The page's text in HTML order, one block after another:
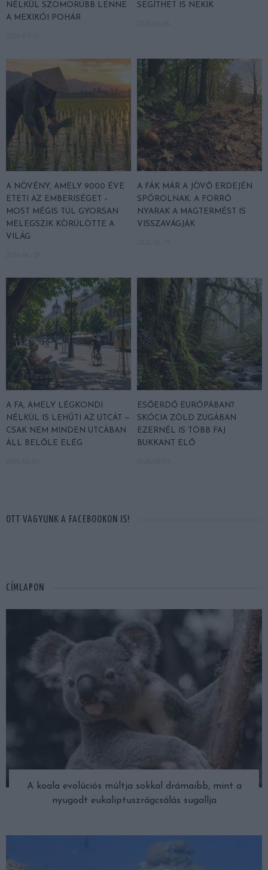
NÉLKÜL SZOMORÚBB LENNE
A MEXIKÓI POHÁR
SEGÍTHET IS NEKIK
A NÖVÉNY, AMELY 9000 ÉVE
ETETI AZ EMBERISÉGET –
MOST MÉGIS TÚL GYORSAN
MELEGSZIK KÖRÜLÖTTE A
VILÁG
A FÁK MÁR A JÖVŐ ERDEJÉN
SPÓROLNAK: A FORRÓ
NYARAK A MAGTERMÉST IS
VISSZAVÁGJÁK
A FA, AMELY LÉGKONDI
NÉLKÜL IS LEHŰTI AZ UTCÁT —
CSAK NEM MINDEN UTCÁBAN
ÁLL BELŐLE ELÉG
ESŐERDŐ EURÓPÁBAN?
SKÓCIA ZÖLD ZUGÁBAN
EZERNÉL IS TÖBB FAJ
BUKKANT ELŐ
OTT VAGYUNK A FACEBOOKON IS!
CÍMLAPON
A koala evolúciós múltja sokkal drámaibb, mint a
nyugodt eukaliptuszrágcsálás sugallja